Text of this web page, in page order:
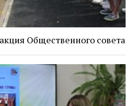
Общественного совета